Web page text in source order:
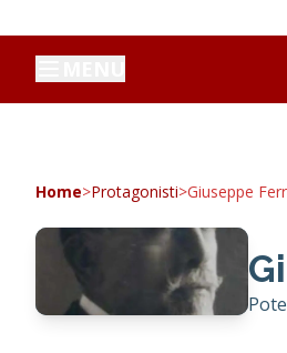
Home>Protagonisti>Giuseppe